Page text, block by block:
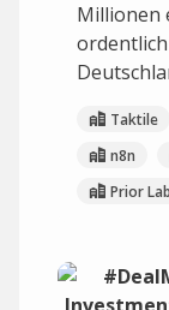
Millionen
Taktile
n8n
Prior